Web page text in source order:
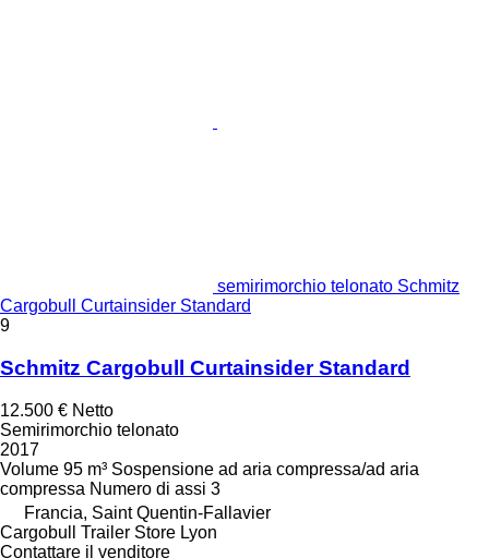
semirimorchio telonato Schmitz
Cargobull Curtainsider Standard
9
Schmitz Cargobull Curtainsider Standard
12.500 € Netto
Semirimorchio telonato
2017
Volume 95 m³ Sospensione ad aria compressa/ad aria
compressa Numero di assi 3
Francia, Saint Quentin-Fallavier
Cargobull Trailer Store Lyon
Contattare il venditore